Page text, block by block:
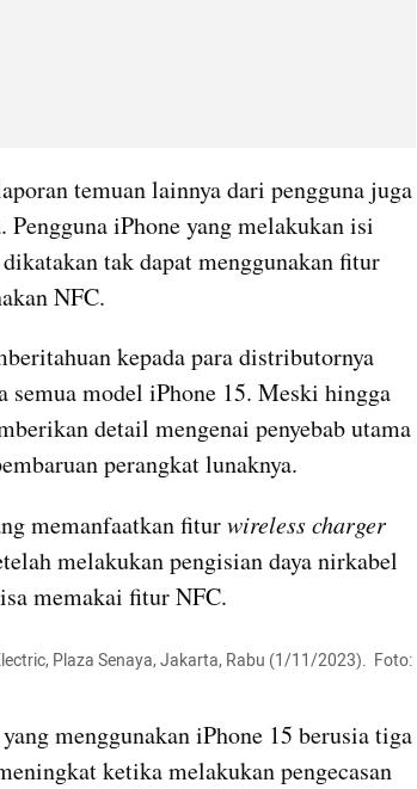
temuan lainnya dari pengguna juga
iPhone yang melakukan isi
tak dapat menggunakan fitur
NFC.
kepada para distributornya
semua model iPhone 15. Meski hingga
detail mengenai penyebab utama
perangkat lunaknya.
memanfaatkan fitur wireless charger
melakukan pengisian daya nirkabel
memakai fitur NFC.
Plaza Senaya, Jakarta, Rabu (1/11/2023).  Foto:
menggunakan iPhone 15 berusia tiga
ketika melakukan pengecasan